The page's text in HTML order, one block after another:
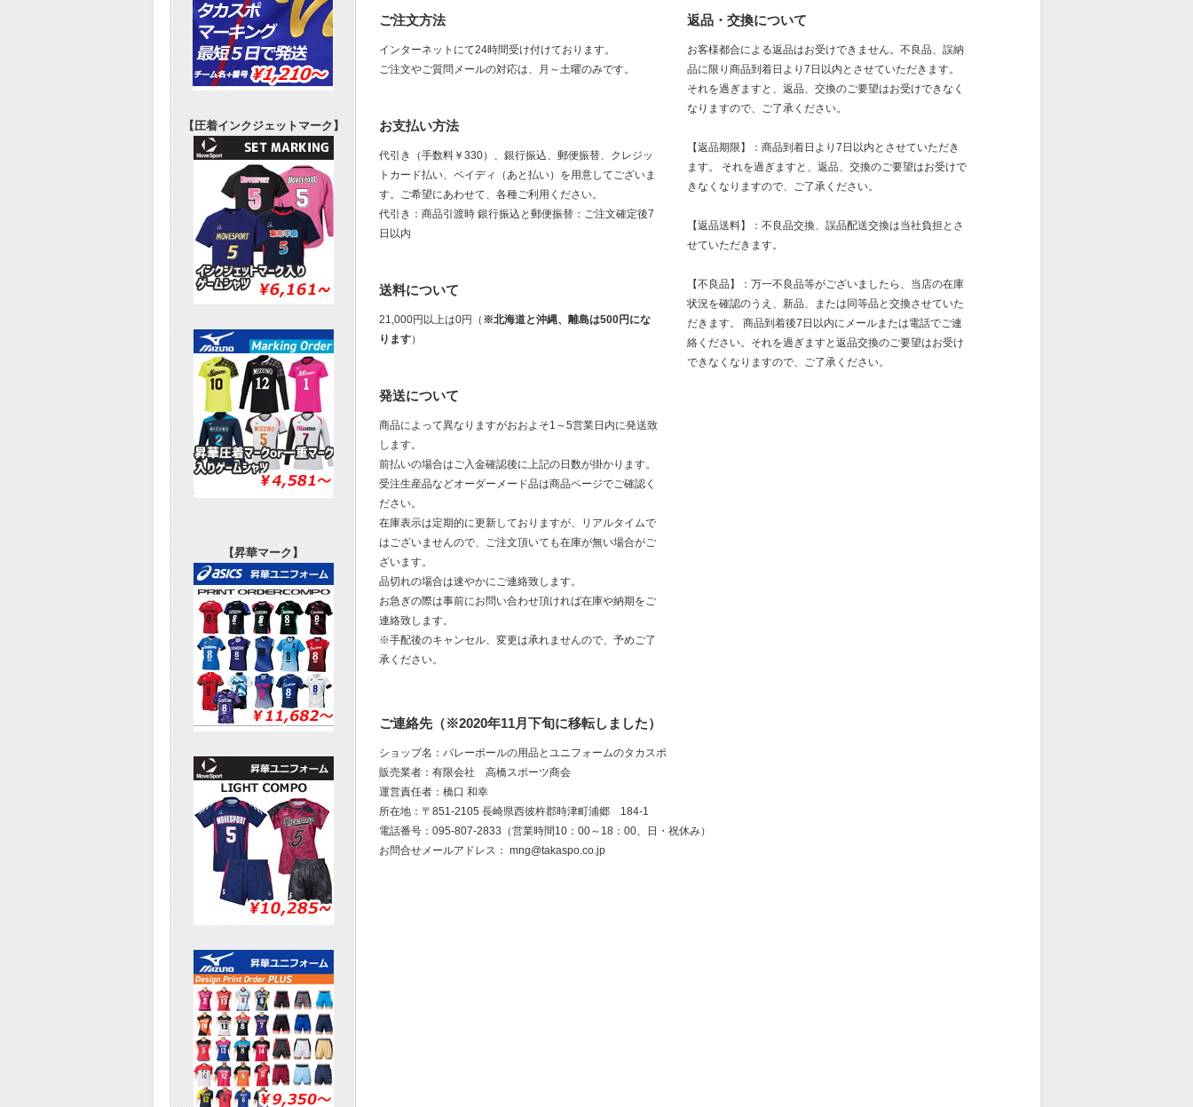
ご注文方法
インターネットにて24時間受け付けております。
ご注文やご質問メールの対応は、月～土曜のみです。
お支払い方法
代引き（手数料￥330）、銀行振込、郵便振替、クレジッ
トカード払い、ペイディ（あと払い）を用意してございま
す。ご希望にあわせて、各種ご利用ください。
代引き：商品引渡時 銀行振込と郵便振替：ご注文確定後7
日以内
送料について
21,000円以上は0円（ ※北海道と沖縄、離島は500円にな
ります）
発送について
商品によって異なりますがおおよそ1～5営業日内に発送致
します。
前払いの場合はご入金確認後に上記の日数が掛かります。
受注生産品などオーダーメード品は商品ページでご確認く
ださい。
在庫表示は定期的に更新しておりますが、リアルタイムで
はございませんので、ご注文頂いても在庫が無い場合がご
ざいます。
品切れの場合は速やかにご連絡致します。
お急ぎの際は事前にお問い合わせ頂ければ在庫や納期をご
連絡致します。
※手配後のキャンセル、変更は承れませんので、予めご了
承ください。
返品・交換について
お客様都合による返品はお受けできません。不良品、誤納
品に限り商品到着日より7日以内とさせていただきます。
それを過ぎますと、返品、交換のご要望はお受けできなく
なりますので、ご了承ください。
【返品期限】：商品到着日より7日以内とさせていただき
ます。 それを過ぎますと、返品、交換のご要望はお受けで
きなくなりますので、ご了承ください。
【返品送料】：不良品交換、誤品配送交換は当社負担とさ
せていただきます。
【不良品】：万一不良品等がございましたら、当店の在庫
状況を確認のうえ、新品、または同等品と交換させていた
だきます。 商品到着後7日以内にメールまたは電話でご連
絡ください。それを過ぎますと返品交換のご要望はお受け
できなくなりますので、ご了承ください。
ご連絡先（※2020年11月下旬に移転しました）
ショップ名：バレーボールの用品とユニフォームのタカスポ
販売業者：有限会社 高橋スポーツ商会
運営責任者：橋口 和幸
所在地：〒851-2105 長崎県西彼杵郡時津町浦郷 184-1
電話番号：095-807-2833（営業時間10：00～18：00、日・祝休み）
お問合せメールアドレス： mng@takaspo.co.jp
【圧着インクジェットマーク】
【昇華マーク】